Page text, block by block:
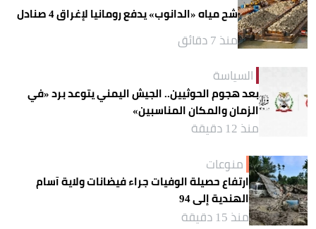
شح مياه «الدانوب» يدفع رومانيا لإغراق 4 صنادل
منذ 7 دقائق
السياسة
بعد هجوم الحوثيين.. الجيش اليمني يتوعد برد «في
الزمان والمكان المناسبين»
منذ 12 دقيقة
منوعات
ارتفاع حصيلة الوفيات جراء فيضانات ولاية آسام
الهندية إلى 94
منذ 15 دقيقة